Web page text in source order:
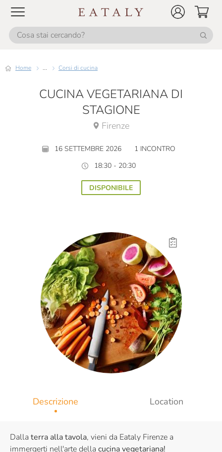
Home ... Corsi di cucina
CUCINA VEGETARIANA DI
STAGIONE
Firenze
16 SETTEMBRE 2026
1 INCONTRO
18:30 - 20:30
DISPONIBILE
Descrizione Location
Dalla terra alla tavola, vieni da Eataly Firenze a
immergerti nell'arte della cucina vegetariana!